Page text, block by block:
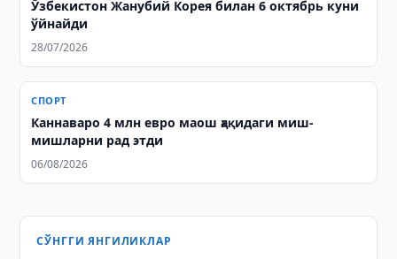
Ўзбекистон Жанубий Корея билан 6 октябрь куни
ўйнайди
28/07/2026
СПОРТ
Каннаваро 4 млн евро маош ҳақидаги миш-
мишларни рад этди
06/08/2026
СЎНГГИ ЯНГИЛИКЛАР